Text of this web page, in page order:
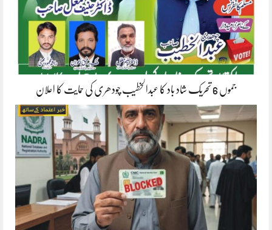
جموں 6 تحریک شاد باد کا عبدالخطیب چودھری کی حمایت کا اعلان